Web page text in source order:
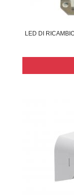
LED DI